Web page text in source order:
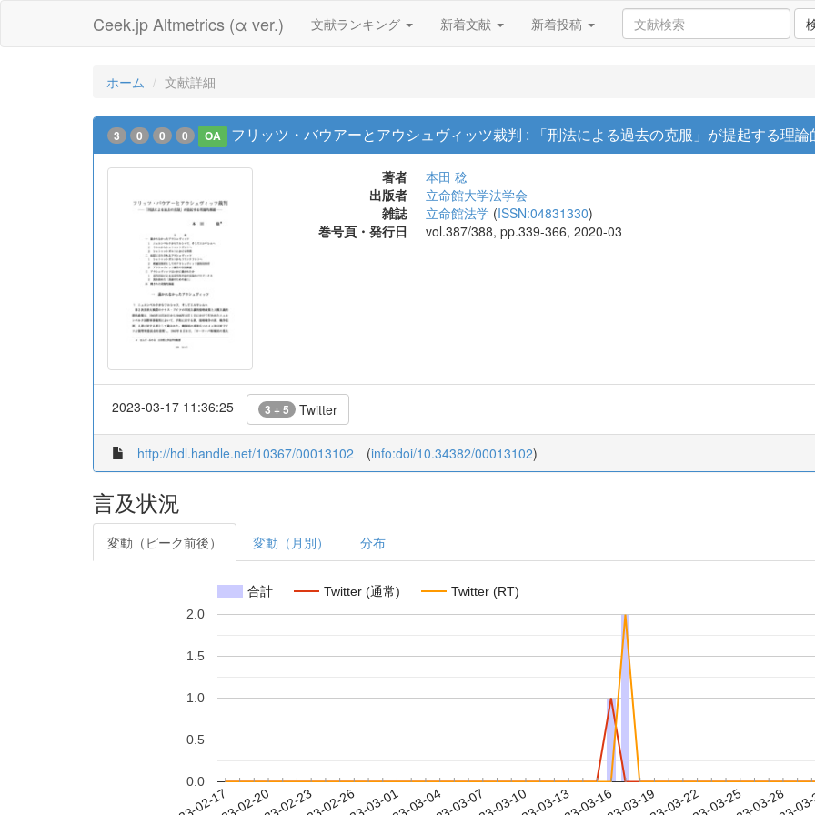
Ceek.jp Altmetrics (α ver.) 文献ランキング 新着文献 新着投稿
ホーム 文献詳細
3 0 0 0 OA フリッツ・バウアーとアウシュヴィッツ裁判 : 「刑法による過去の克服」が提起する理論
著者
本田 稔
出版者
立命館大学法学会
雑誌
立命館法学 (ISSN:04831330)
巻号頁・発行日
vol.387/388, pp.339-366, 2020-03
2023-03-17 11:36:25 3 + 5 Twitter
http://hdl.handle.net/10367/00013102 (info:doi/10.34382/00013102)
言及状況
変動（ピーク前後） 変動（月別） 分布
合計 Twitter (通常) Twitter (RT)
0.0
0.5
1.0
1.5
2.0